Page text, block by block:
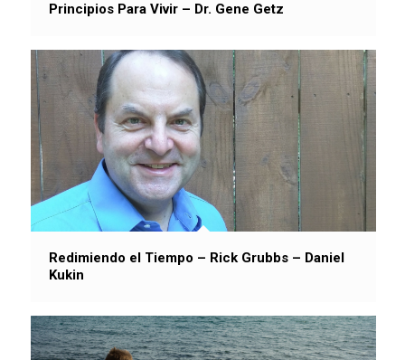
Principios Para Vivir – Dr. Gene Getz
Redimiendo el Tiempo – Rick Grubbs – Daniel
Kukin